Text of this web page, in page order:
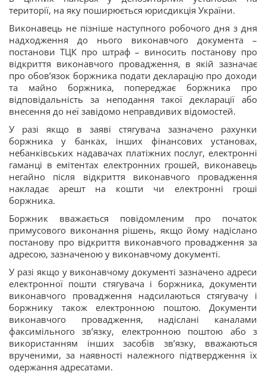
території, на яку поширюється юрисдикція України.
Виконавець не пізніше наступного робочого дня з дня
надходження до нього виконавчого документа –
постанови ТЦК про штраф – виносить постанову про
відкриття виконавчого провадження, в якій зазначає
про обов’язок боржника подати декларацію про доходи
та майно боржника, попереджає боржника про
відповідальність за неподання такої декларації або
внесення до неї завідомо неправдивих відомостей.
У разі якщо в заяві стягувача зазначено рахунки
боржника у банках, інших фінансових установах,
небанківських надавачах платіжних послуг, електронні
гаманці в емітентах електронних грошей, виконавець
негайно після відкриття виконавчого провадження
накладає арешт на кошти чи електронні гроші
боржника.
Боржник вважається повідомленим про початок
примусового виконання рішень, якщо йому надіслано
постанову про відкриття виконавчого провадження за
адресою, зазначеною у виконавчому документі.
У разі якщо у виконавчому документі зазначено адреси
електронної пошти стягувача і боржника, документи
виконавчого провадження надсилаються стягувачу і
боржнику також електронною поштою. Документи
виконавчого провадження, надіслані каналами
факсимільного зв’язку, електронною поштою або з
використанням інших засобів зв’язку, вважаються
врученими, за наявності належного підтвердження їх
одержання адресатами.